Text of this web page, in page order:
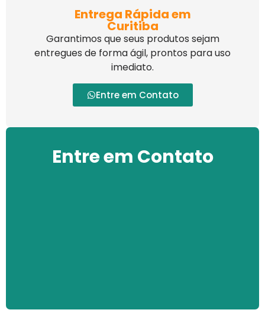
Entrega Rápida em
Curitiba
Garantimos que seus produtos sejam
entregues de forma ágil, prontos para uso
imediato.
Entre em Contato
Entre em Contato